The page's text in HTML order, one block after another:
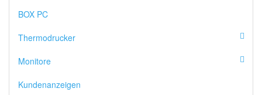
BOX PC
Thermodrucker
Monitore
Kundenanzeigen